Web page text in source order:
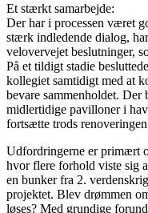
Et stærkt samarbejde:
Der har i processen været
stærk indledende dialog,
velovervejet beslutninger,
På et tildigt stadie
kollegiet samtidigt med at
bevare sammenholdet.
midlertidige pavilloner i
fortsætte trods
Udfordringerne er primært
hvor flere forhold viste sig
en bunker fra 2.
projektet. Blev drømmen
løses? Med grundige